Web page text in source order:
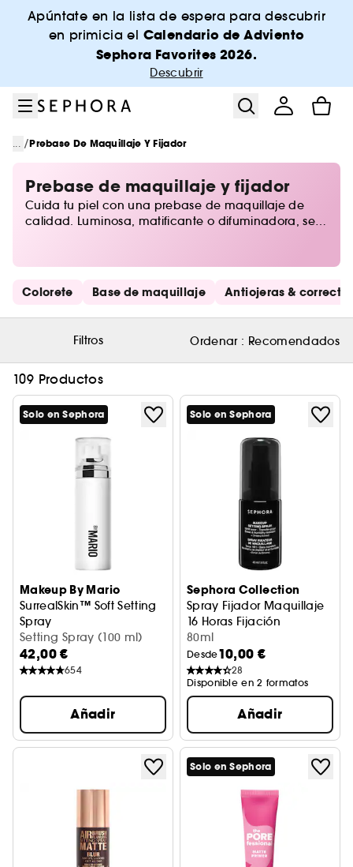
Ir al menú
Ir al contenido principal
Ir al pie de página
Apúntate en la lista de espera para descubrir
en primicia el Calendario de Adviento
Sephora Favorites 2026.
Descubrir
... /Prebase De Maquillaje Y Fijador
Prebase de maquillaje y fijador
Cuida tu piel con una prebase de maquillaje de
calidad. Luminosa, matificante o difuminadora, será
con poros visibles con una exclusiva selección de
prebases y primer.
Saltar los enlaces rápidos
Colorete Base de maquillaje Antiojeras & corrector
Filtros Ordenar : Recomendados
109 Productos
Solo en Sephora
Makeup By Mario
SurrealSkin™ Soft Setting
Spray
Spray Fijador
Setting Spray (100 ml)
42,00 €
654
Añadir
Solo en Sephora
Sephora Collection
Spray Fijador Maquillaje
16 Horas Fijación
80ml
Desde10,00 €
28
Disponible en 2 formatos
Añadir
Solo en Sephora